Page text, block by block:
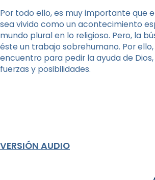
Por todo ello, es muy importante que
sea vivido como un acontecimiento
mundo plural en lo religioso. Pero, la
éste un trabajo sobrehumano. Por
encuentro para pedir la ayuda de
fuerzas y posibilidades.
VERSIÓN AUDIO